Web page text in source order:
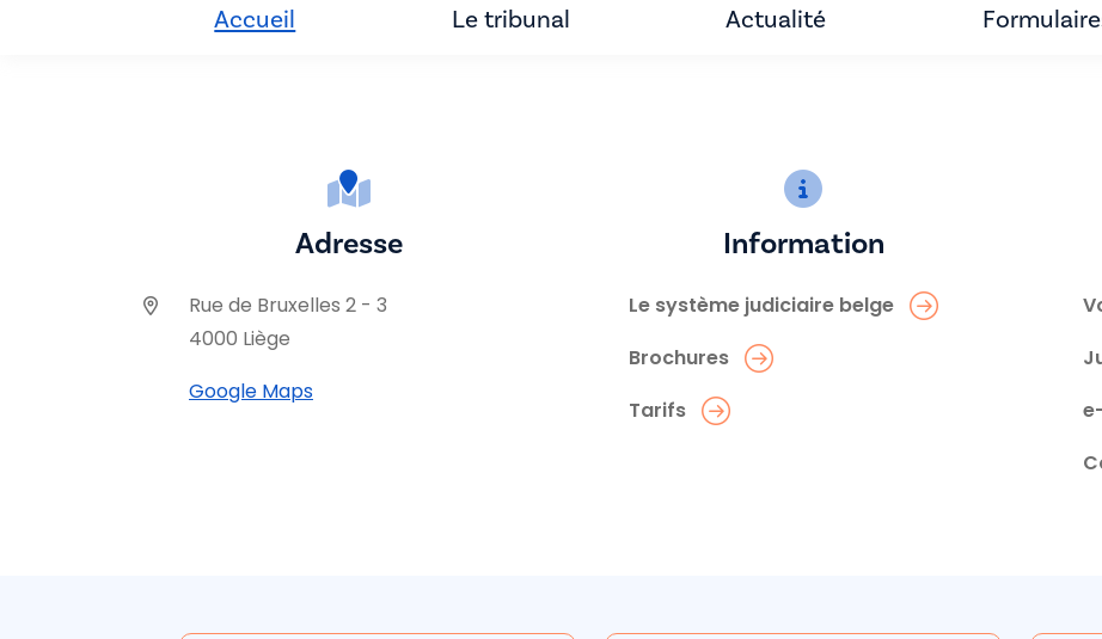
Accueil Le tribunal Actualité
Adresse
Rue de Bruxelles 2 - 3
4000 Liège
Google Maps
Information
Le système judiciaire belge
Brochures
Tarifs